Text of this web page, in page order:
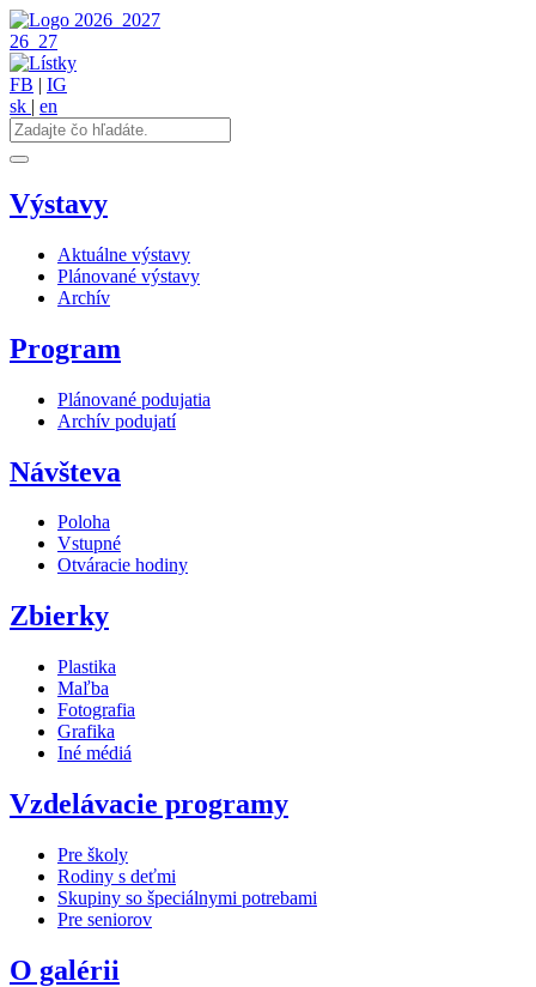
2026 2027
26 27
FB | IG
sk | en
Výstavy
Aktuálne výstavy
Plánované výstavy
Archív
Program
Plánované podujatia
Archív podujatí
Návšteva
Poloha
Vstupné
Otváracie hodiny
Zbierky
Plastika
Maľba
Fotografia
Grafika
Iné médiá
Vzdelávacie programy
Pre školy
Rodiny s deťmi
Skupiny so špeciálnymi potrebami
Pre seniorov
O galérii